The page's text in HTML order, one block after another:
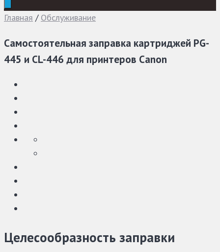
Главная / Обслуживание
Самостоятельная заправка картриджей PG-
445 и CL-446 для принтеров Canon
Целесообразность заправки